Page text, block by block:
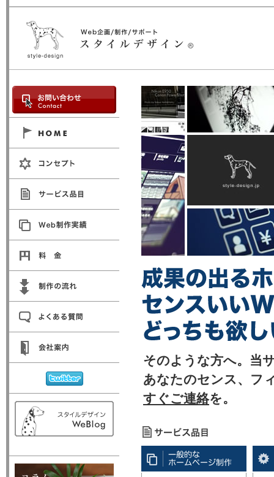
そのような方へ。当
あなたのセンス、フ
すぐご連絡を。